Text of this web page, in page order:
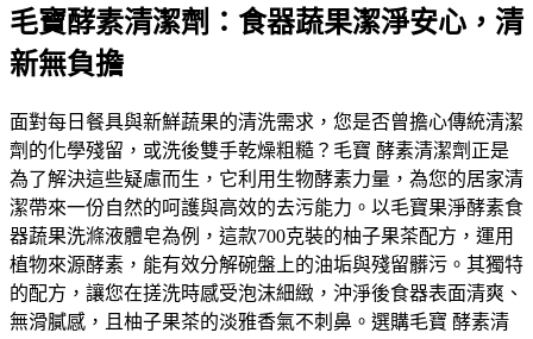
毛寶酵素清潔劑：食器蔬果潔淨安心，清
新無負擔
面對每日餐具與新鮮蔬果的清洗需求，您是否曾擔心傳統清潔
劑的化學殘留，或洗後雙手乾燥粗糙？毛寶 酵素清潔劑正是
為了解決這些疑慮而生，它利用生物酵素力量，為您的居家清
潔帶來一份自然的呵護與高效的去污能力。以毛寶果淨酵素食
器蔬果洗滌液體皂為例，這款700克裝的柚子果茶配方，運用
植物來源酵素，能有效分解碗盤上的油垢與殘留髒污。其獨特
的配方，讓您在搓洗時感受泡沫細緻，沖淨後食器表面清爽、
無滑膩感，且柚子果茶的淡雅香氣不刺鼻。選購毛寶 酵素清